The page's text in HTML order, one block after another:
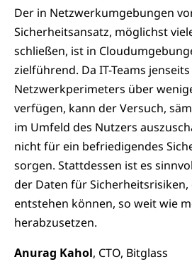
Der in Netzwerkumgebungen
Sicherheitsansatz, möglichst
schließen, ist in
zielführend. Da IT-Teams jenseits
Netzwerkperimeters über
verfügen, kann der Versuch,
im Umfeld des Nutzers
nicht für ein befriedigendes
sorgen. Stattdessen ist es
der Daten für
entstehen können, so weit wie
herabzusetzen.
Anurag Kahol, CTO, Bitglass